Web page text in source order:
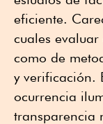
eficiente.
cuales
como de
y verificación.
ocurrencia
transparencia